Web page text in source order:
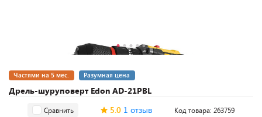
Дрель-шуруповерт Edon AD-21PBL
Частями на 5 мес. Разумная цена
Сравнить 5.0 1 отзыв Код товара: 263759